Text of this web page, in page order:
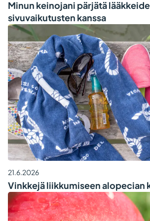
Minun keinojani pärjätä
sivuvaikutusten kanssa
21.6.2026
Vinkkejä liikkumiseen alopecian